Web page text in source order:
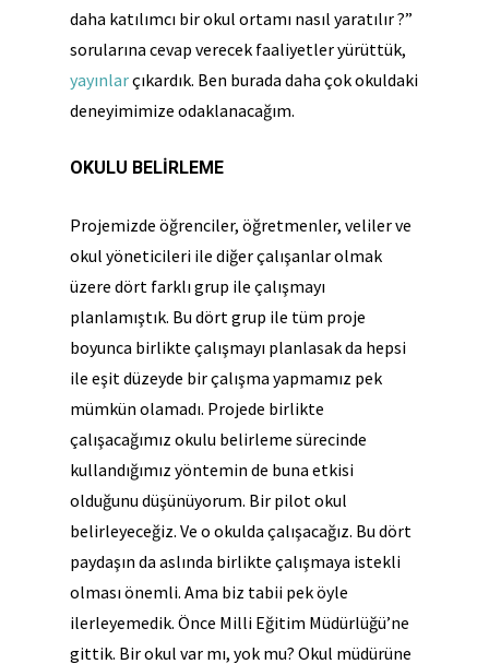
daha katılımcı bir okul ortamı nasıl yaratılır ?”
sorularına cevap verecek faaliyetler yürüttük,
yayınlarçıkardık. Ben burada daha çok okuldaki
deneyimimize odaklanacağım.
OKULU BELİRLEME
Projemizde öğrenciler, öğretmenler, veliler ve
okul yöneticileri ile diğer çalışanlar olmak
üzere dört farklı grup ile çalışmayı
planlamıştık. Bu dört grup ile tüm proje
boyunca birlikte çalışmayı planlasak da hepsi
ile eşit düzeyde bir çalışma yapmamız pek
mümkün olamadı. Projede birlikte
çalışacağımız okulu belirleme sürecinde
kullandığımız yöntemin de buna etkisi
olduğunu düşünüyorum. Bir pilot okul
belirleyeceğiz. Ve o okulda çalışacağız. Bu dört
paydaşın da aslında birlikte çalışmaya istekli
olması önemli. Ama biz tabii pek öyle
ilerleyemedik. Önce Milli Eğitim Müdürlüğü’ne
gittik. Bir okul var mı, yok mu? Okul müdürüne